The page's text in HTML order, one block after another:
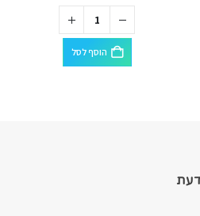
הוסף לסל